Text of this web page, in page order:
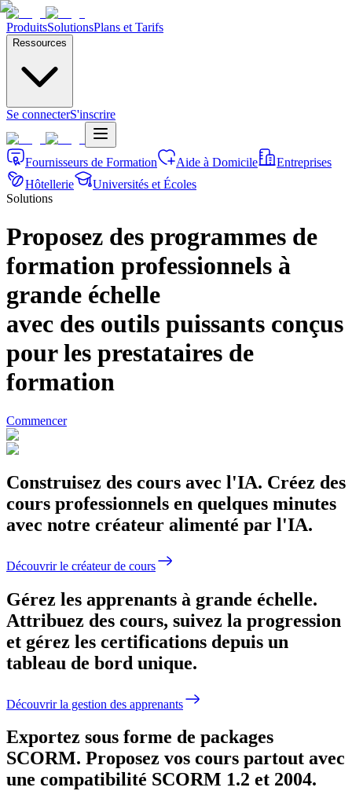
ProduitsSolutionsPlans et Tarifs
Ressources
Se connecterS'inscrire
Fournisseurs de Formation Aide à Domicile
Entreprises
Hôtellerie
Universités et Écoles
Solutions
Proposez des programmes de
formation professionnels à
grande échelle
avec des outils puissants conçus
pour les prestataires de
formation
Commencer
Construisez des cours avec l'IA. Créez des
cours professionnels en quelques minutes
avec notre créateur alimenté par l'IA.
Découvrir le créateur de cours
Gérez les apprenants à grande échelle.
Attribuez des cours, suivez la progression
et gérez les certifications depuis un
tableau de bord unique.
Découvrir la gestion des apprenants
Exportez sous forme de packages
SCORM. Proposez vos cours partout avec
une compatibilité SCORM 1.2 et 2004.